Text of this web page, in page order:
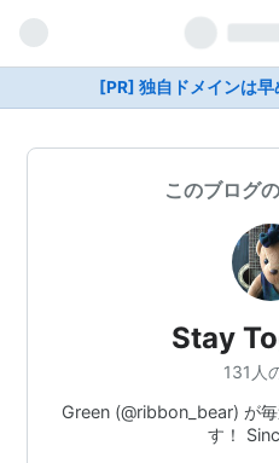
[PR] 独自ドメインは早
このブログ
Stay
131人
Green (@ribbon_bear) が
す！